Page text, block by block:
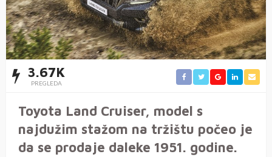
3.67K
PREGLEDA
Toyota Land Cruiser, model s
najdužim stažom na tržištu počeo je
da se prodaje daleke 1951. godine.